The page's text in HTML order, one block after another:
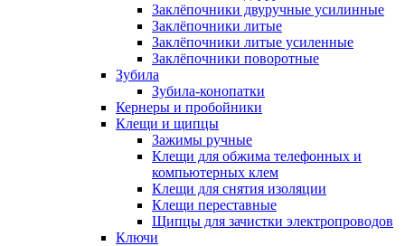
Заклёпочники двуручные усилинные
Заклёпочники литые
Заклёпочники литые усиленные
Заклёпочники поворотные
Зубила
Зубила-конопатки
Кернеры и пробойники
Клещи и щипцы
Зажимы ручные
Клещи для обжима телефонных и
компьютерных клем
Клещи для снятия изоляции
Клещи переставные
Щипцы для зачистки электропроводов
Ключи